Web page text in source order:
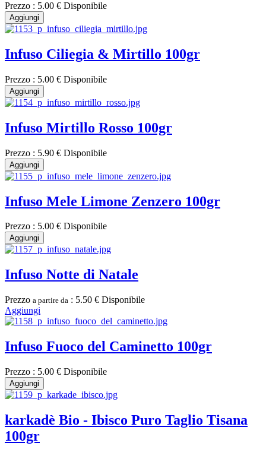
Prezzo : 5.00 € Disponibile
Aggiungi
Infuso Ciliegia & Mirtillo 100gr
Prezzo : 5.00 € Disponibile
Aggiungi
Infuso Mirtillo Rosso 100gr
Prezzo : 5.90 € Disponibile
Aggiungi
Infuso Mele Limone Zenzero 100gr
Prezzo : 5.00 € Disponibile
Aggiungi
Infuso Notte di Natale
Prezzo a partire da : 5.50 € Disponibile
Aggiungi
Infuso Fuoco del Caminetto 100gr
Prezzo : 5.00 € Disponibile
Aggiungi
karkadè Bio - Ibisco Puro Taglio Tisana
100gr